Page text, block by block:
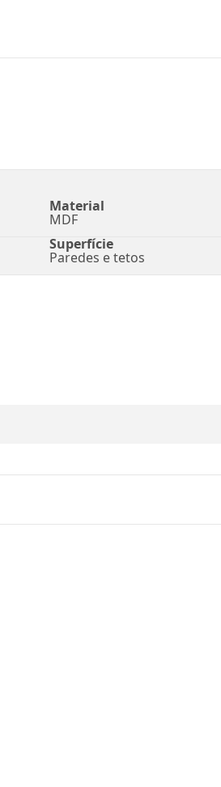
Material
MDF
Superfície
Paredes e tetos